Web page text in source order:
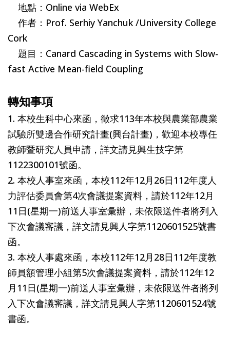
地點：Online via WebEx
作者：Prof. Serhiy Yanchuk /University College
Cork
題目：Canard Cascading in Systems with Slow-
fast Active Mean-field Coupling
轉知事項
1. 本校生科中心來函，徵求113年本校與農業部農業
試驗所雙邊合作研究計畫(興台計畫)，歡迎本校專任
教師暨研究人員申請，詳文請見興生技字第
1122300101號函。
2. 本校人事室來函，本校112年12月26日112年度人
力評估委員會第4次會議提案資料，請於112年12月
11日(星期一)前送人事室彙辦，未依限送件者將列入
下次會議審議，詳文請見興人字第1120601525號書
函。
3. 本校人事處來函，本校112年12月28日112年度教
師員額管理小組第5次會議提案資料，請於112年12
月11日(星期一)前送人事室彙辦，未依限送件者將列
入下次會議審議，詳文請見興人字第1120601524號
書函。